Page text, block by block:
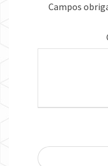
Campos